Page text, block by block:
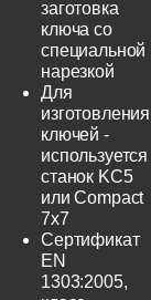
заготовка
ключа со
специальной
нарезкой
Для
изготовления
ключей -
используется
станок KC5
или Compact
7x7
Сертификат
EN
1303:2005,